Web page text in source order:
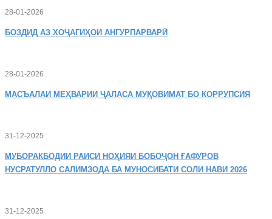
28-01-2026
БОЗДИД АЗ ХОҶАГИҲОИ АНГУРПАРВАРӢ
28-01-2026
МАСЪАЛАИ МЕҲВАРИИ ҶАЛАСА МУҚОВИМАТ БО КОРРУПСИЯ
31-12-2025
МУБОРАКБОДИИ РАИСИ НОҲИЯИ БОБОҶОН ҒАФУРОВ
НУСРАТУЛЛО САЛИМЗОДА БА МУНОСИБАТИ СОЛИ НАВИ 2026
31-12-2025